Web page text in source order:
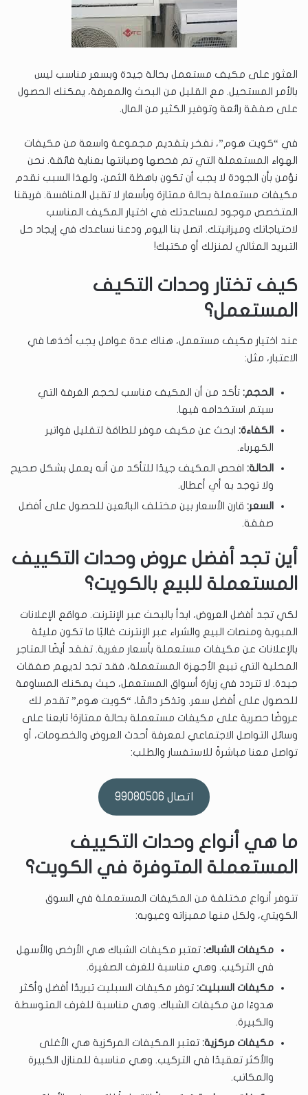
العثور على مكيف مستعمل بحالة جيدة وبسعر مناسب ليس
بالأمر المستحيل. مع القليل من البحث والمعرفة، يمكنك الحصول
على صفقة رائعة وتوفير الكثير من المال.
في “كويت هوم”، نفخر بتقديم مجموعة واسعة من مكيفات
الهواء المستعملة التي تم فحصها وصيانتها بعناية فائقة. نحن
نؤمن بأن الجودة لا يجب أن تكون باهظة الثمن، ولهذا السبب نقدم
مكيفات مستعملة بحالة ممتازة وبأسعار لا تقبل المنافسة. فريقنا
المتخصص موجود لمساعدتك في اختيار المكيف المناسب
لاحتياجاتك وميزانيتك. اتصل بنا اليوم ودعنا نساعدك في إيجاد حل
التبريد المثالي لمنزلك أو مكتبك!
كيف تختار وحدات التكيف
المستعمل؟
عند اختيار مكيف مستعمل، هناك عدة عوامل يجب أخذها في
الاعتبار، مثل:
الحجم: تأكد من أن المكيف مناسب لحجم الغرفة التي
سيتم استخدامه فيها.
الكفاءة: ابحث عن مكيف موفر للطاقة لتقليل فواتير
الكهرباء.
الحالة: افحص المكيف جيدًا للتأكد من أنه يعمل بشكل صحيح
ولا توجد به أي أعطال.
السعر: قارن الأسعار بين مختلف البائعين للحصول على أفضل
صفقة.
أين تجد أفضل عروض وحدات التكييف
المستعملة للبيع بالكويت؟
لكي تجد أفضل العروض، ابدأ بالبحث عبر الإنترنت. مواقع الإعلانات
المبوبة ومنصات البيع والشراء عبر الإنترنت غالبًا ما تكون مليئة
بالإعلانات عن مكيفات مستعملة بأسعار مغرية. تفقد أيضًا المتاجر
المحلية التي تبيع الأجهزة المستعملة، فقد تجد لديهم صفقات
جيدة. لا تتردد في زيارة أسواق المستعمل، حيث يمكنك المساومة
للحصول على أفضل سعر. وتذكر دائمًا، “كويت هوم” تقدم لك
عروضًا حصرية على مكيفات مستعملة بحالة ممتازة! تابعنا على
وسائل التواصل الاجتماعي لمعرفة أحدث العروض والخصومات، أو
تواصل معنا مباشرةً للاستفسار والطلب:
اتصال 99080506
ما هي أنواع وحدات التكييف
المستعملة المتوفرة في الكويت؟
تتوفر أنواع مختلفة من المكيفات المستعملة في السوق
الكويتي، ولكل منها مميزاته وعيوبه:
مكيفات الشباك: تعتبر مكيفات الشباك هي الأرخص والأسهل
في التركيب. وهي مناسبة للغرف الصغيرة.
مكيفات السبليت: توفر مكيفات السبليت تبريدًا أفضل وأكثر
هدوءًا من مكيفات الشباك. وهي مناسبة للغرف المتوسطة
والكبيرة.
مكيفات مركزية: تعتبر المكيفات المركزية هي الأغلى
والأكثر تعقيدًا في التركيب. وهي مناسبة للمنازل الكبيرة
والمكاتب.